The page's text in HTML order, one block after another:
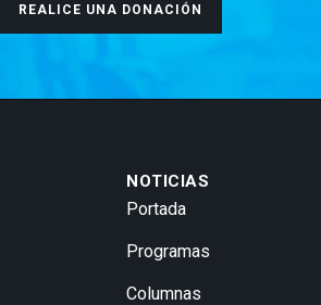
REALICE UNA DONACIÓN
NOTICIAS
Portada
Programas
Columnas